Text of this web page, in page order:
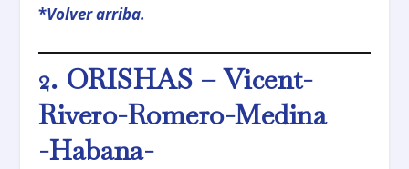
*Volver arriba.
2. ORISHAS – Vicent-
Rivero-Romero-Medina
-Habana-